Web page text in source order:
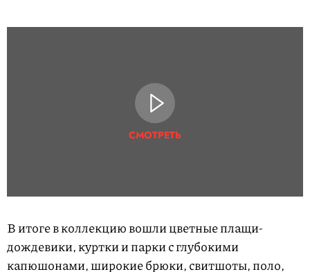
СМОТРЕТЬ
В итоге в коллекцию вошли цветные плащи-
дождевики, куртки и парки с глубокими
капюшонами, широкие брюки, свитшоты, поло,